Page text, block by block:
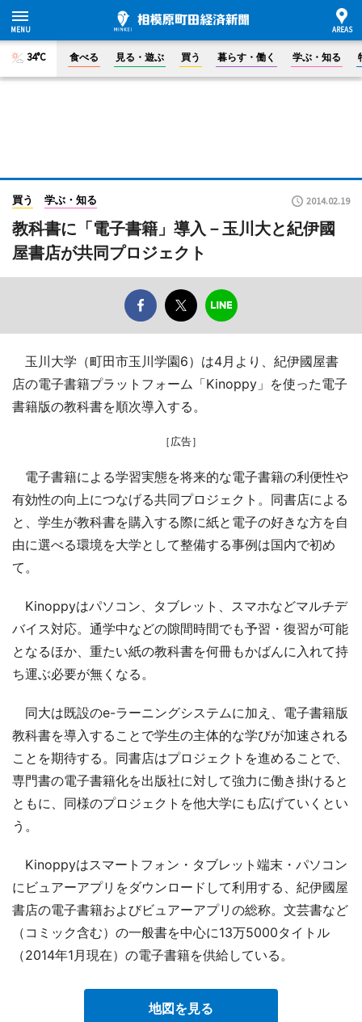
34°C 食べる 見る・遊ぶ 買う 暮らす・働く 学ぶ・知る
買う 学ぶ・知る 2014.02.19
教科書に「電子書籍」導入－玉川大と紀伊國
屋書店が共同プロジェクト
玉川大学（町田市玉川学園6）は4月より、紀伊國屋書
店の電子書籍プラットフォーム「Kinoppy」を使った電子
書籍版の教科書を順次導入する。
［広告］
電子書籍による学習実態を将来的な電子書籍の利便性や
有効性の向上につなげる共同プロジェクト。同書店による
と、学生が教科書を購入する際に紙と電子の好きな方を自
由に選べる環境を大学として整備する事例は国内で初め
て。
Kinoppyはパソコン、タブレット、スマホなどマルチデ
バイス対応。通学中などの隙間時間でも予習・復習が可能
となるほか、重たい紙の教科書を何冊もかばんに入れて持
ち運ぶ必要が無くなる。
同大は既設のe-ラーニングシステムに加え、電子書籍版
教科書を導入することで学生の主体的な学びが加速される
ことを期待する。同書店はプロジェクトを進めることで、
専門書の電子書籍化を出版社に対して強力に働き掛けると
ともに、同様のプロジェクトを他大学にも広げていくとい
う。
Kinoppyはスマートフォン・タブレット端末・パソコン
にビュアーアプリをダウンロードして利用する、紀伊國屋
書店の電子書籍およびビュアーアプリの総称。文芸書など
（コミック含む）の一般書を中心に13万5000タイトル
（2014年1月現在）の電子書籍を供給している。
地図を見る